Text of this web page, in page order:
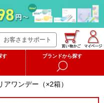
お客さまサポート
す ブランドから探す
アワンデー（×2箱）